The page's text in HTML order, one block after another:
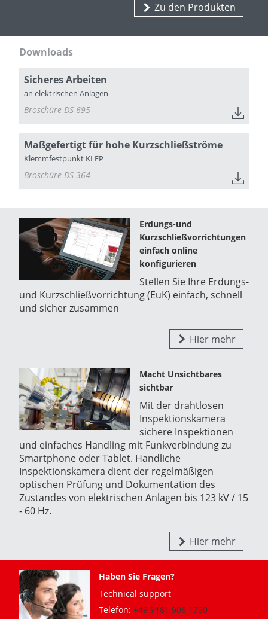
Zu den Produkten
Downloads
Sicheres Arbeiten
an elektrischen Anlagen
Broschüre DS 695
Maßgefertigt für hohe Kurzschließströme
Klemmfestpunkt KLFP
Broschüre DS 364
Erdungs-und
Kurzschließvorrichtungen
einfach online
konfigurieren
Stellen Sie Ihre Erdungs-
und Kurzschließvorrichtung (EuK) einfach, schnell
und sicher zusammen
Hier mehr
Macht Unsichtbares
sichtbar
Mit der drahtlosen
Inspektionskamera
sichere Inspektionen
und einfaches Handling mit Funkverbindung zu
Smartphone oder Tablet. Handliche
Inspektionskamera dient der regelmäßigen
optischen Prüfung und Dokumentation des
Zustandes von elektrischen Anlagen bis 123 kV / 15
- 60 Hz.
Hier mehr
Haben Sie Fragen?
Technical support
Telefon: +49 9181 906 1750